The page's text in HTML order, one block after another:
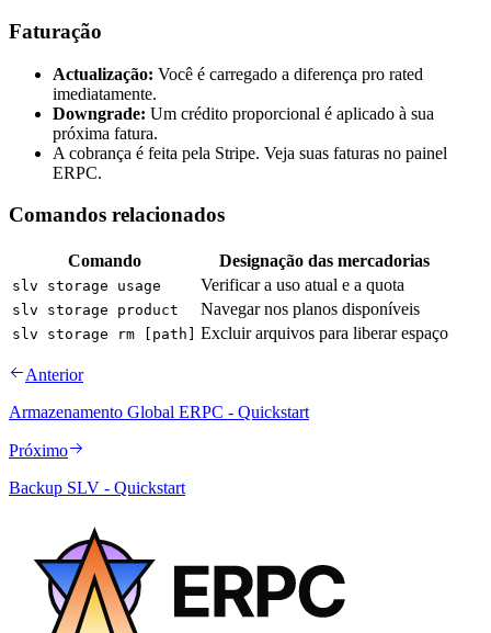
Faturação
Actualização: Você é carregado a diferença pro rated
imediatamente.
Downgrade: Um crédito proporcional é aplicado à sua
próxima fatura.
A cobrança é feita pela Stripe. Veja suas faturas no painel
ERPC.
Comandos relacionados
Comando Designação das mercadorias
slv storage usage Verificar a uso atual e a quota
slv storage product Navegar nos planos disponíveis
slv storage rm [path] Excluir arquivos para liberar espaço
Anterior
Armazenamento Global ERPC - Quickstart
Próximo
Backup SLV - Quickstart